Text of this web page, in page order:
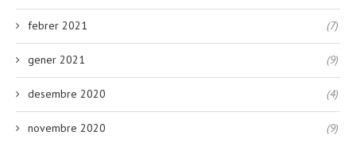
febrer 2021 (7)
gener 2021 (9)
desembre 2020 (4)
novembre 2020 (9)